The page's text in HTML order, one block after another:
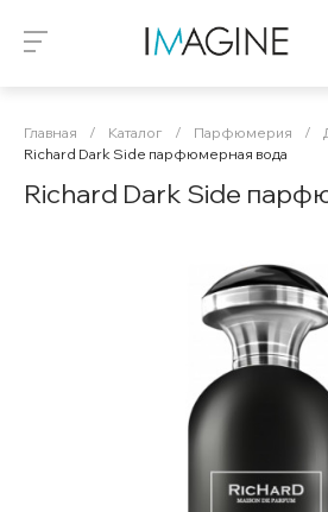
Главная / Каталог / Парфюмерия /
Richard Dark Side парфюмерная вода
Richard Dark Side